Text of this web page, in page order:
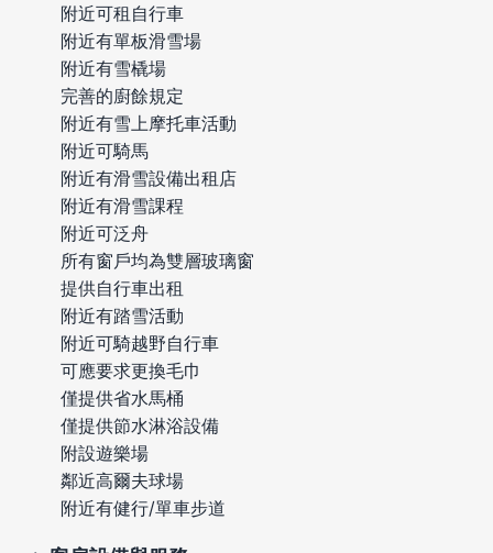
附近可租自行車
附近有單板滑雪場
附近有雪橇場
完善的廚餘規定
附近有雪上摩托車活動
附近可騎馬
附近有滑雪設備出租店
附近有滑雪課程
附近可泛舟
所有窗戶均為雙層玻璃窗
提供自行車出租
附近有踏雪活動
附近可騎越野自行車
可應要求更換毛巾
僅提供省水馬桶
僅提供節水淋浴設備
附設遊樂場
鄰近高爾夫球場
附近有健行/單車步道